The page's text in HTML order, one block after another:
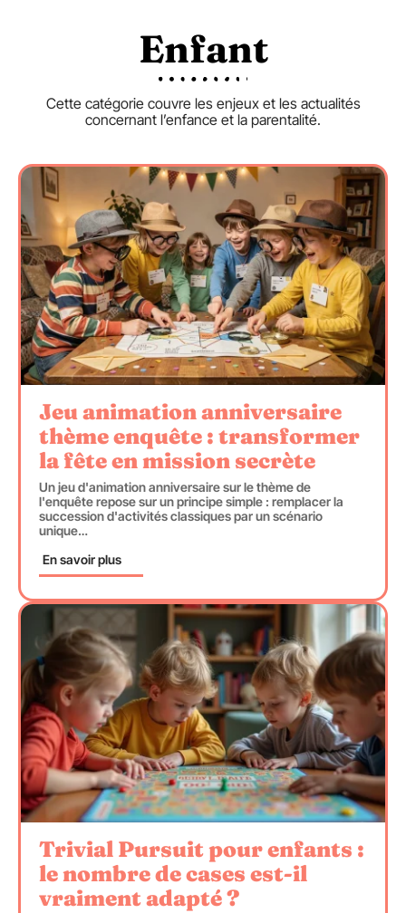
Enfant
Cette catégorie couvre les enjeux et les actualités
concernant l’enfance et la parentalité.
Jeu animation anniversaire
thème enquête : transformer
la fête en mission secrète
Un jeu d'animation anniversaire sur le thème de
l'enquête repose sur un principe simple : remplacer la
succession d'activités classiques par un scénario
unique…
En savoir plus
Trivial Pursuit pour enfants :
le nombre de cases est-il
vraiment adapté ?